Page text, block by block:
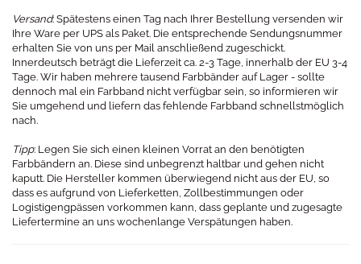
Versand: Spätestens einen Tag nach Ihrer Bestellung versenden wir
Ihre Ware per UPS als Paket. Die entsprechende Sendungsnummer
erhalten Sie von uns per Mail anschließend zugeschickt.
Innerdeutsch beträgt die Lieferzeit ca. 2-3 Tage, innerhalb der EU 3-4
Tage. Wir haben mehrere tausend Farbbänder auf Lager - sollte
dennoch mal ein Farbband nicht verfügbar sein, so informieren wir
Sie umgehend und liefern das fehlende Farbband schnellstmöglich
nach.
Tipp: Legen Sie sich einen kleinen Vorrat an den benötigten
Farbbändern an. Diese sind unbegrenzt haltbar und gehen nicht
kaputt. Die Hersteller kommen überwiegend nicht aus der EU, so
dass es aufgrund von Lieferketten, Zollbestimmungen oder
Logistigengpässen vorkommen kann, dass geplante und zugesagte
Liefertermine an uns wochenlange Verspätungen haben.